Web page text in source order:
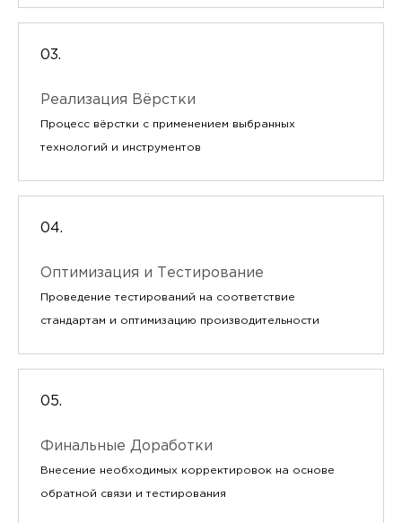
Реализация Вёрстки
Процесс вёрстки с применением выбранных
технологий и инструментов
Оптимизация и Тестирование
Проведение тестирований на соответствие
стандартам и оптимизацию производительности
Финальные Доработки
Внесение необходимых корректировок на основе
обратной связи и тестирования